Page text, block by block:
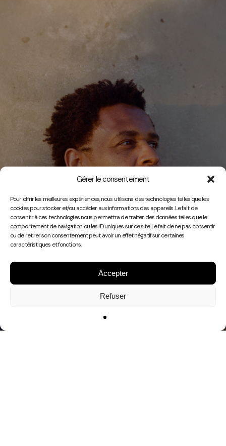
Gérer le consentement
Pour offrir les meilleures expériences, nous utilisons des technologies telles que les
cookies pour stocker et/ou accéder aux informations des appareils. Le fait de
consentir à ces technologies nous permettra de traiter des données telles que le
comportement de navigation ou les ID uniques sur ce site. Le fait de ne pas consentir
ou de retirer son consentement peut avoir un effet négatif sur certaines
caractéristiques et fonctions.
Accepter
Refuser
Play
Video